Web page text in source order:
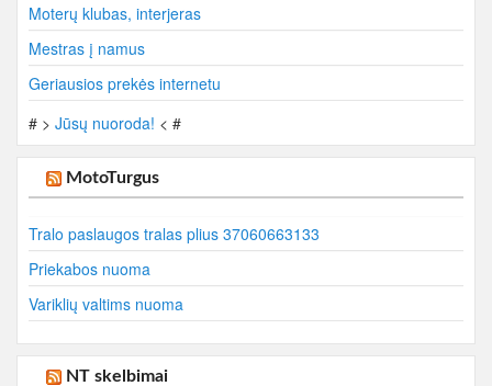
Moterų klubas, interjeras
Mestras į namus
Geriausios prekės internetu
# > Jūsų nuoroda! < #
MotoTurgus
Tralo paslaugos tralas plius 37060663133
Priekabos nuoma
Variklių valtims nuoma
NT skelbimai